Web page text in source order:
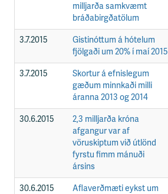
milljarða samkvæmt
bráðabirgðatölum
3.7.2015
Gistinóttum á hótelum
fjölgaði um 20% í maí 2015
3.7.2015
Skortur á efnislegum
gæðum minnkaði milli
áranna 2013 og 2014
30.6.2015
2,3 milljarða króna
afgangur var af
vöruskiptum við útlönd
fyrstu fimm mánuði
ársins
30.6.2015
Aflaverðmæti eykst um